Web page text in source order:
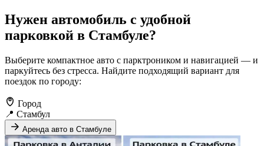
Нужен автомобиль с удобной
парковкой в Стамбуле?
Выберите компактное авто с парктроником и навигацией — и
паркуйтесь без стресса. Найдите подходящий вариант для
поездок по городу:
Город
📍 Стамбул
Аренда авто в Стамбуле